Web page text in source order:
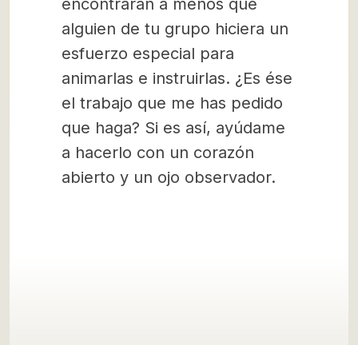
encontraran a menos que
alguien de tu grupo hiciera un
esfuerzo especial para
animarlas e instruirlas. ¿Es ése
el trabajo que me has pedido
que haga? Si es así, ayúdame
a hacerlo con un corazón
abierto y un ojo observador.